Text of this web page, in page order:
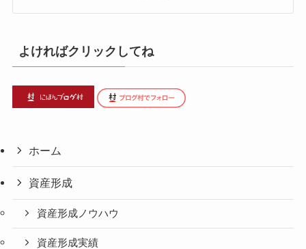
よければクリックしてね
ホーム
資産形成
資産形成ノウハウ
資産形成実績